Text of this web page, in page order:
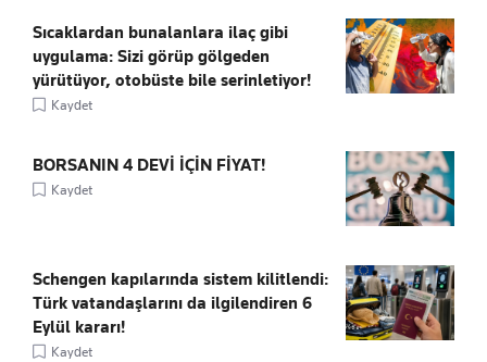
Sıcaklardan bunalanlara ilaç gibi
uygulama: Sizi görüp gölgeden
yürütüyor, otobüste bile serinletiyor!
Kaydet
BORSANIN 4 DEVİ İÇİN FİYAT!
Kaydet
Schengen kapılarında sistem kilitlendi:
Türk vatandaşlarını da ilgilendiren 6
Eylül kararı!
Kaydet